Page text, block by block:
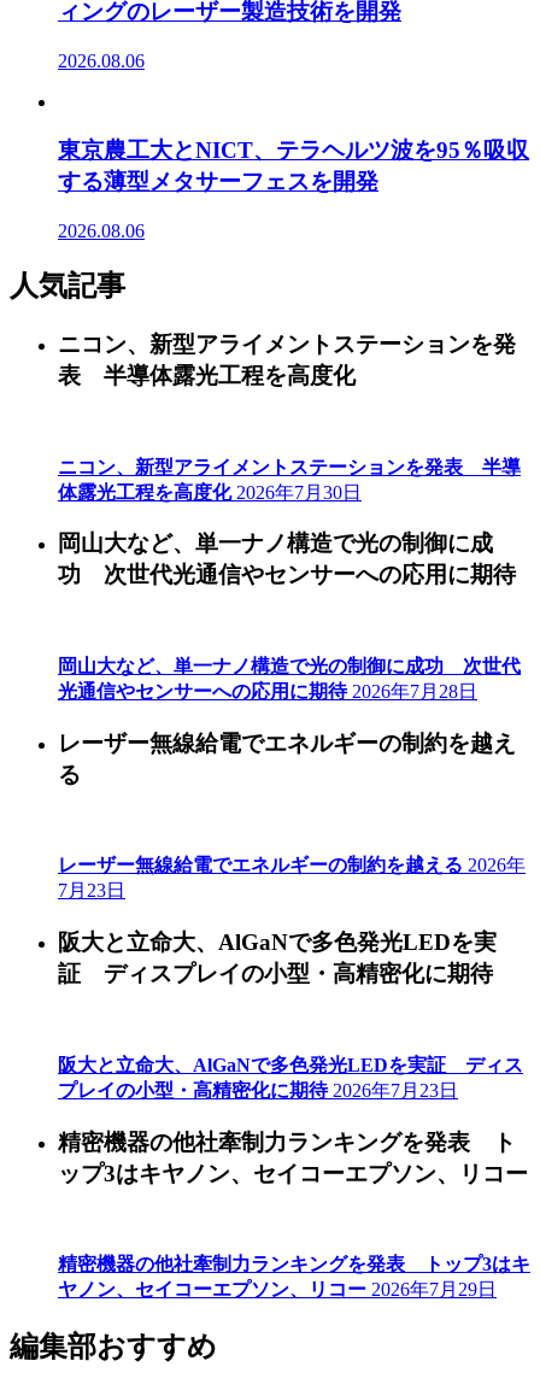
ィングのレーザー製造技術を開発
2026.08.06
東京農工大とNICT、テラヘルツ波を95％吸収
する薄型メタサーフェスを開発
2026.08.06
人気記事
ニコン、新型アライメントステーションを発
表 半導体露光工程を高度化
ニコン、新型アライメントステーションを発表 半導
体露光工程を高度化 2026年7月30日
岡山大など、単一ナノ構造で光の制御に成
功 次世代光通信やセンサーへの応用に期待
岡山大など、単一ナノ構造で光の制御に成功 次世代
光通信やセンサーへの応用に期待 2026年7月28日
レーザー無線給電でエネルギーの制約を越え
る
レーザー無線給電でエネルギーの制約を越える 2026年
7月23日
阪大と立命大、AlGaNで多色発光LEDを実
証 ディスプレイの小型・高精密化に期待
阪大と立命大、AlGaNで多色発光LEDを実証 ディス
プレイの小型・高精密化に期待 2026年7月23日
精密機器の他社牽制力ランキングを発表 ト
ップ3はキヤノン、セイコーエプソン、リコー
精密機器の他社牽制力ランキングを発表 トップ3はキ
ヤノン、セイコーエプソン、リコー 2026年7月29日
編集部おすすめ